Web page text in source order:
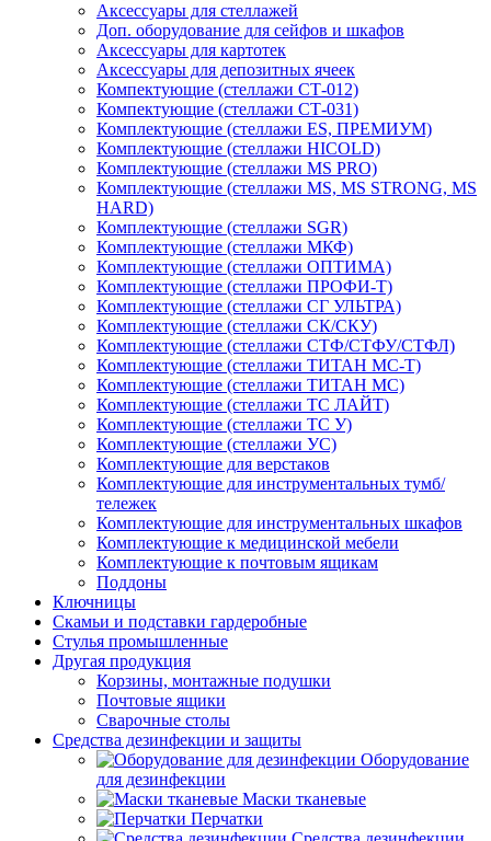
Аксессуары для стеллажей
Доп. оборудование для сейфов и шкафов
Аксессуары для картотек
Аксессуары для депозитных ячеек
Компектующие (стеллажи СТ-012)
Компектующие (стеллажи СТ-031)
Комплектующие (стеллажи ES, ПРЕМИУМ)
Комплектующие (стеллажи HICOLD)
Комплектующие (стеллажи MS PRO)
Комплектующие (стеллажи MS, MS STRONG, MS
HARD)
Комплектующие (стеллажи SGR)
Комплектующие (стеллажи МКФ)
Комплектующие (стеллажи ОПТИМА)
Комплектующие (стеллажи ПРОФИ-Т)
Комплектующие (стеллажи СГ УЛЬТРА)
Комплектующие (стеллажи СК/СКУ)
Комплектующие (стеллажи СТФ/СТФУ/СТФЛ)
Комплектующие (стеллажи ТИТАН МС-Т)
Комплектующие (стеллажи ТИТАН МС)
Комплектующие (стеллажи ТС ЛАЙТ)
Комплектующие (стеллажи ТС У)
Комплектующие (стеллажи УС)
Комплектующие для верстаков
Комплектующие для инструментальных тумб/
тележек
Комплектующие для инструментальных шкафов
Комплектующие к медицинской мебели
Комплектующие к почтовым ящикам
Поддоны
Ключницы
Скамьи и подставки гардеробные
Стулья промышленные
Другая продукция
Корзины, монтажные подушки
Почтовые ящики
Сварочные столы
Средства дезинфекции и защиты
Оборудование
для дезинфекции
Маски тканевые
Перчатки